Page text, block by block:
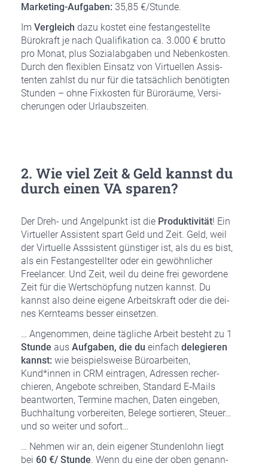
Mar­ke­ting-Auf­ga­ben: 35,85 €/Stunde.
Im Ver­gleich dazu kos­tet eine fest­an­ge­stell­te
Büro­kraft je nach Qua­li­fi­ka­ti­on ca. 3.000 € brut­to
pro Monat, plus Sozi­al­ab­ga­ben und Neben­kos­ten.
Durch den fle­xi­blen Ein­satz von Vir­tu­el­len Assis­
ten­ten zahlst du nur für die tat­säch­lich benö­tig­ten
Stun­den – ohne Fix­kos­ten für Büro­räu­me, Ver­si­
che­run­gen oder Urlaubs­zei­ten.
2. Wie viel Zeit & Geld kannst du
durch einen VA spa­ren?
Der Dreh- und Angel­punkt ist die Pro­duk­ti­vi­tät! Ein
Vir­tu­el­ler Assis­tent spart Geld und Zeit. Geld, weil
der Vir­tu­el­le Ass­sis­tent güns­ti­ger ist, als du es bist,
als ein Fest­an­ge­stell­ter oder ein gewöhn­li­cher
Free­lan­cer. Und Zeit, weil du dei­ne frei gewor­de­ne
Zeit für die Wert­schöp­fung nut­zen kannst. Du
kannst also dei­ne eige­ne Arbeits­kraft oder die dei­
nes Kern­teams bes­ser ein­set­zen.
… Ange­nom­men, dei­ne täg­li­che Arbeit besteht zu 1
Stun­de aus Auf­ga­ben, die du ein­fach dele­gie­ren
kannst: wie bei­spiels­wei­se Büro­ar­bei­ten,
Kund*innen in CRM ein­tra­gen, Adres­sen recher­
chie­ren, Ange­bo­te schrei­ben, Stan­dard E‑Mails
beant­wor­ten, Ter­mi­ne machen, Daten ein­ge­ben,
Buch­hal­tung vor­be­rei­ten, Bele­ge sor­tie­ren, Steu­er…
und so weiter und sofort…
… Neh­men wir an, dein eige­ner Stun­den­lohn liegt
bei 60 €/ Stun­de. Wenn du eine der oben genann­